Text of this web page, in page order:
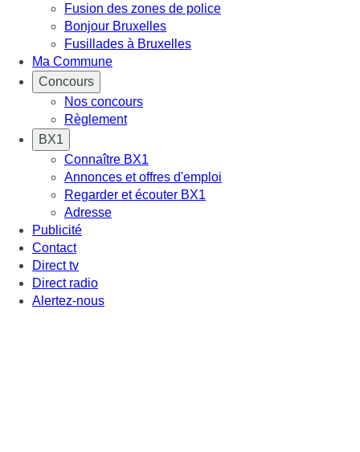
Fusion des zones de police
Bonjour Bruxelles
Fusillades à Bruxelles
Ma Commune
Concours
Nos concours
Règlement
BX1
Connaître BX1
Annonces et offres d'emploi
Regarder et écouter BX1
Adresse
Publicité
Contact
Direct tv
Direct radio
Alertez-nous